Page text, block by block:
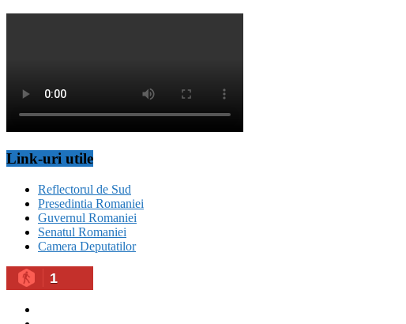
Link-uri utile
Reflectorul de Sud
Presedintia Romaniei
Guvernul Romaniei
Senatul Romaniei
Camera Deputatilor
1